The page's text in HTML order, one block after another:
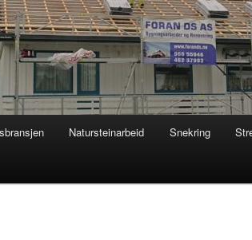
Natursteinarbeid Snekring